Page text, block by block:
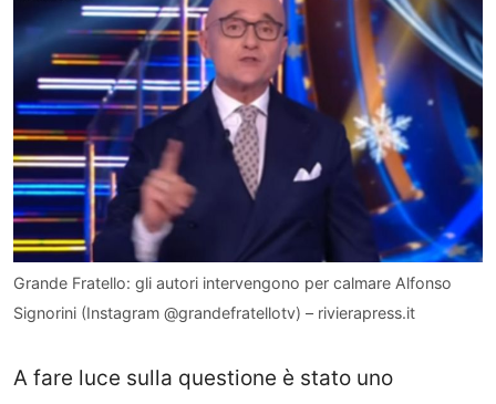
Grande Fratello: gli autori intervengono per calmare Alfonso
Signorini (Instagram @grandefratellotv) – rivierapress.it
A fare luce sulla questione è stato uno